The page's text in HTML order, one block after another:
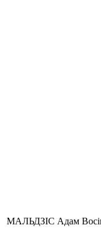
МАЛЬДЗІС Адам